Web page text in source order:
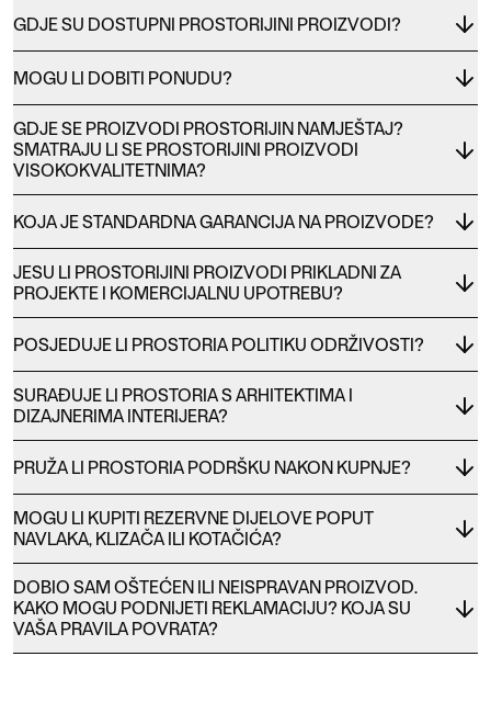
GDJE SU DOSTUPNI PROSTORIJINI PROIZVODI?
MOGU LI DOBITI PONUDU?
GDJE SE PROIZVODI PROSTORIJIN NAMJEŠTAJ?
SMATRAJU LI SE PROSTORIJINI PROIZVODI
VISOKOKVALITETNIMA?
KOJA JE STANDARDNA GARANCIJA NA PROIZVODE?
JESU LI PROSTORIJINI PROIZVODI PRIKLADNI ZA
PROJEKTE I KOMERCIJALNU UPOTREBU?
POSJEDUJE LI PROSTORIA POLITIKU ODRŽIVOSTI?
SURAĐUJE LI PROSTORIA S ARHITEKTIMA I
DIZAJNERIMA INTERIJERA?
PRUŽA LI PROSTORIA PODRŠKU NAKON KUPNJE?
MOGU LI KUPITI REZERVNE DIJELOVE POPUT
NAVLAKA, KLIZAČA ILI KOTAČIĆA?
DOBIO SAM OŠTEĆEN ILI NEISPRAVAN PROIZVOD.
KAKO MOGU PODNIJETI REKLAMACIJU? KOJA SU
VAŠA PRAVILA POVRATA?